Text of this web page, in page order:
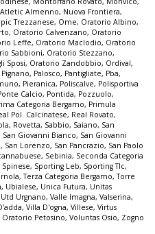
Almenno, Nuova Frontiera,
Trezzanese, Ome, Oratorio Albino,
, Oratorio Calvenzano, Oratorio
Leffe, Oratorio Maclodio, Oratorio
Sabbioni, Oratorio Stezzano,
Sposi, Oratorio Zandobbio, Ordival,
, Palosco, Pantigliate, Pba,
, Pieranica, Poliscalve, Polisportiva
Calcio, Pontida, Pozzuolo,
Categoria Bergamo, Primula
Pol. Calcinatese, Real Rovato,
, Rovetta, Sabbio, Saiano, San
San Giovanni Bianco, San Giovanni
, San Lorenzo, San Pancrazio, San Paolo
, Sebinia, Seconda Categoria
Spinese, Sporting Leb, Sporting Tlc,
,Terza Categoria Bergamo,Torre
, Ubialese, Unica Futura, Unitas
Utd Urgnano, Valle Imagna, Valserina,
, Villa D'ogna, Villese, Virtus
Oratorio Petosino, Voluntas Osio, Zogno